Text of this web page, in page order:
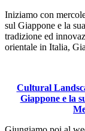
Iniziamo con
sul Giappone e la
tradizione ed
orientale in Italia,
Cultural
Giappone e la